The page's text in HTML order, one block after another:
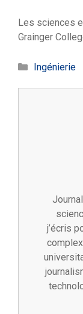
Les sciences
Grainger
Catégories
Ingénierie
j’écris